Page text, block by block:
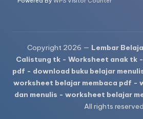
Copyright 2026 — Lembar
Calistung tk - Worksheet anak tk
pdf - download buku belajar
worksheet belajar membaca pdf -
dan menulis - worksheet belajar
All rights